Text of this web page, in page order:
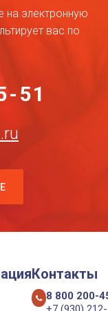
на электронную
вас по
51
Контакты
8 800 200-